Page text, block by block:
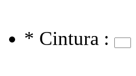
* Cintura :